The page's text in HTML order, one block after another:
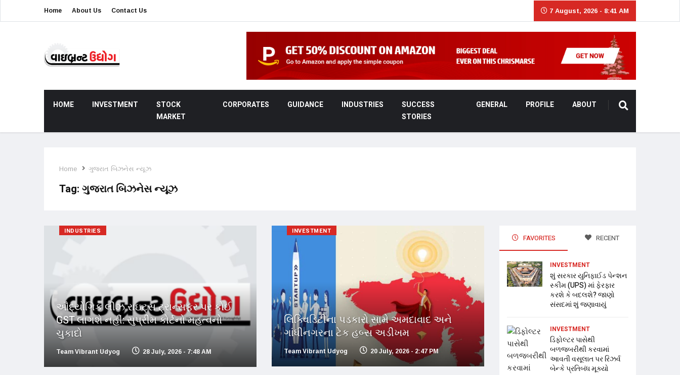
Home About Us Contact Us 7 August, 2026 - 8:41 AM
HOME INVESTMENT
STOCK
MARKET
CORPORATES GUIDANCE INDUSTRIES
SUCCESS
STORIES
GENERAL PROFILE ABOUT
Home ગુજરાત બિઝનેસ ન્યૂઝ
Tag: ગુજરાત બિઝનેસ ન્યૂઝ
INDUSTRIES
ઔદ્યોગિક લીઝ રાઇટ્સ ટ્રાન્સફર પર કોઈ
GST લાગશે નહીં: સુપ્રીમ કોર્ટનો મહત્વનો
ચુકાદો
Team Vibrant Udyog 28 July, 2026 - 7:48 AM
INVESTMENT
લિક્વિડિટીના પડકારો સામે અમદાવાદ અને
ગાંધીનગરના ટેક હબ્સ અડીખમ
Team Vibrant Udyog 20 July, 2026 - 2:47 PM
FAVORITES RECENT
INVESTMENT
શું સરકાર યુનિફાઈડ પેન્શન
સ્કીમ (UPS) માં ફેરફાર
કરશે કે બદલશે? જાણો
સંસદમાં શું જણાવાયું
INVESTMENT
ડિફોલ્ટર પાસેથી
બળજબરીથી કરવામાં
આવતી વસૂલાત પર રિઝર્વ
બેન્કે પ્રતિબંધ મૂક્યો